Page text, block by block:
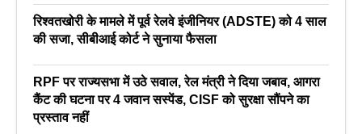
रिश्वतखोरी के मामले में पूर्व रेलवे इंजीनियर (ADSTE) को 4 साल
की सजा, सीबीआई कोर्ट ने सुनाया फैसला
RPF पर राज्यसभा में उठे सवाल, रेल मंत्री ने दिया जबाव, आगरा
कैंट की घटना पर 4 जवान सस्पेंड, CISF को सुरक्षा सौंपने का
प्रस्ताव नहीं